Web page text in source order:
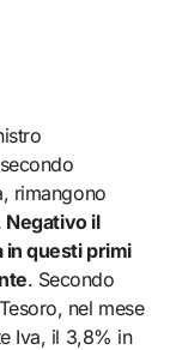
rimangono
Negativo il
in questi primi
. Secondo
nel mese
Iva, il 3,8% in